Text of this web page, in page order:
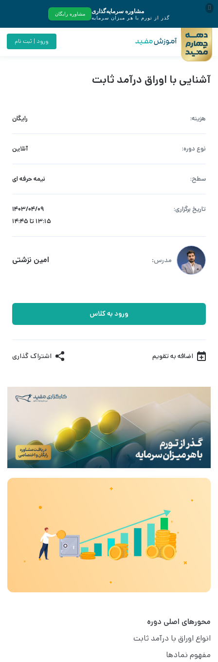
ورود | ثبت نام
آشنایی با اوراق درآمد ثابت
محورهای اصلی دوره
انواع اوراق با درآمد ثابت
مفهوم نمادها
هزینه: رایگان
نوع دوره: آنلاین
سطح: نیمه حرفه ای
تاریخ برگزاری:
۱۴۰۳/۰۴/۰۹
13:15 تا 14:45
مدرس: امین نزشتی
ورود به کلاس
اضافه به تقویم اشتراک گذاری